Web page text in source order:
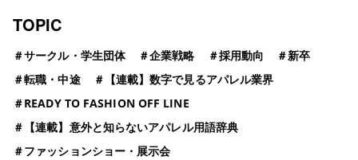
TOPIC
＃サークル・学生団体 ＃企業戦略 ＃採用動向 ＃新卒
＃転職・中途 ＃ 【連載】数字で見るアパレル業界
＃READY TO FASHION OFF LINE
＃
【連載】意外と知らないアパレル用語辞典
＃ファッションショー・展示会